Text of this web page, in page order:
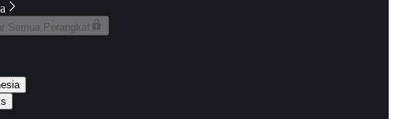
Semua Perangkat